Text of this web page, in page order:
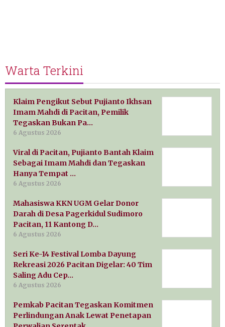
Warta Terkini
Klaim Pengikut Sebut Pujianto Ikhsan
Imam Mahdi di Pacitan, Pemilik
Tegaskan Bukan Pa…
6 Agustus 2026
Viral di Pacitan, Pujianto Bantah Klaim
Sebagai Imam Mahdi dan Tegaskan
Hanya Tempat …
6 Agustus 2026
Mahasiswa KKN UGM Gelar Donor
Darah di Desa Pagerkidul Sudimoro
Pacitan, 11 Kantong D…
6 Agustus 2026
Seri Ke-14 Festival Lomba Dayung
Rekreasi 2026 Pacitan Digelar: 40 Tim
Saling Adu Cep…
6 Agustus 2026
Pemkab Pacitan Tegaskan Komitmen
Perlindungan Anak Lewat Penetapan